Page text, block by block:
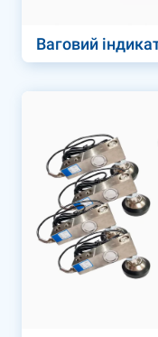
Ваговий